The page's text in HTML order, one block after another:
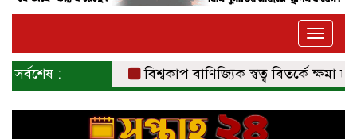
Toggle
সর্বশেষ : বিশ্বকাপ বাণিজ্যিক স্বত্ব বিতর্কে ক্ষমা